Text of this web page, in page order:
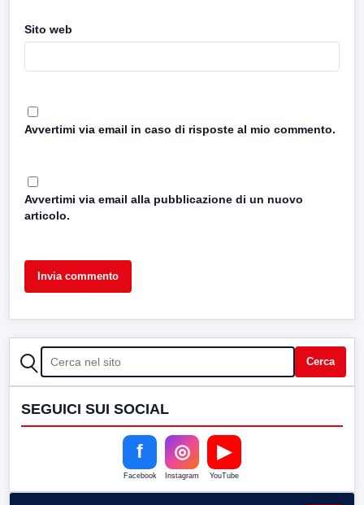
Sito web
Avvertimi via email in caso di risposte al mio commento.
Avvertimi via email alla pubblicazione di un nuovo
articolo.
CERCA Cerca
SEGUICI SUI SOCIAL
f
Facebook
◎
Instagram
▶
YouTube